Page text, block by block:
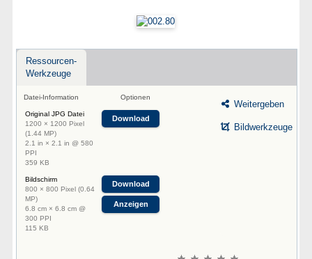
Ressourcen-
Werkzeuge
Datei-Information Optionen
Original JPG Datei
1200 × 1200 Pixel
(1.44 MP)
2.1 in × 2.1 in @ 580
PPI
359 KB
Download
Bildschirm
800 × 800 Pixel (0.64
MP)
6.8 cm × 6.8 cm @
300 PPI
115 KB
Download
Anzeigen
Weitergeben
Bildwerkzeuge